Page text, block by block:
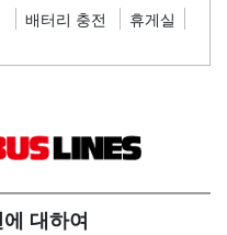
배터리 충전
휴게실
대하여